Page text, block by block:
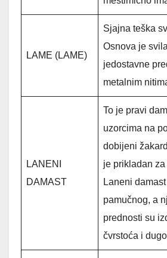
LAME (LAME)
Sjajna teška
Osnova je
jedostavne
metalnim
LANENI
DAMAST
To je pravi
uzorcima na
dobijeni
je prikladan
Laneni
pamučnog, a
prednosti su
čvrstoća i